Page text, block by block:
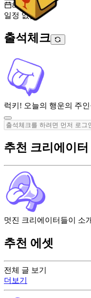
8월 7일 [금]
일정 없음
출석체크
럭키! 오늘의 행운의 주인
전체 글 보기
더보기
추천 크리에이터
멋진 크리에이터들이 소
추천 에셋